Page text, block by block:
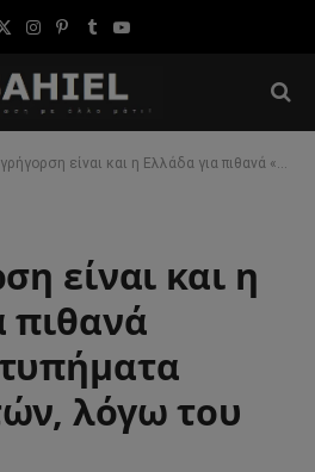
X
Instagram
Pinterest
TumblrYouTube
είναι και η Ελλάδα για πιθανά «τυφλά» χτυπήματα τρομοκρατών, λόγω του Ισραήλ
είναι και η
πιθανά
λόγω του